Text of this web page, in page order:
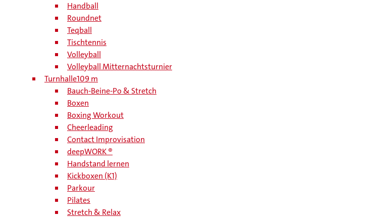
Handball
Roundnet
Teqball
Tischtennis
Volleyball
Volleyball Mitternachtsturnier
Turnhalle109 m
Bauch-Beine-Po & Stretch
Boxen
Boxing Workout
Cheerleading
Contact Improvisation
deepWORK ®
Handstand lernen
Kickboxen (K1)
Parkour
Pilates
Stretch & Relax